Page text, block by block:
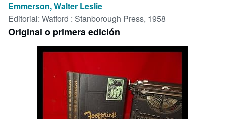
Colecciones
Comenzar a vender
CERRAR
Emmerson, Walter Leslie
Editorial: Watford : Stanborough Press, 1958
Original o primera edición